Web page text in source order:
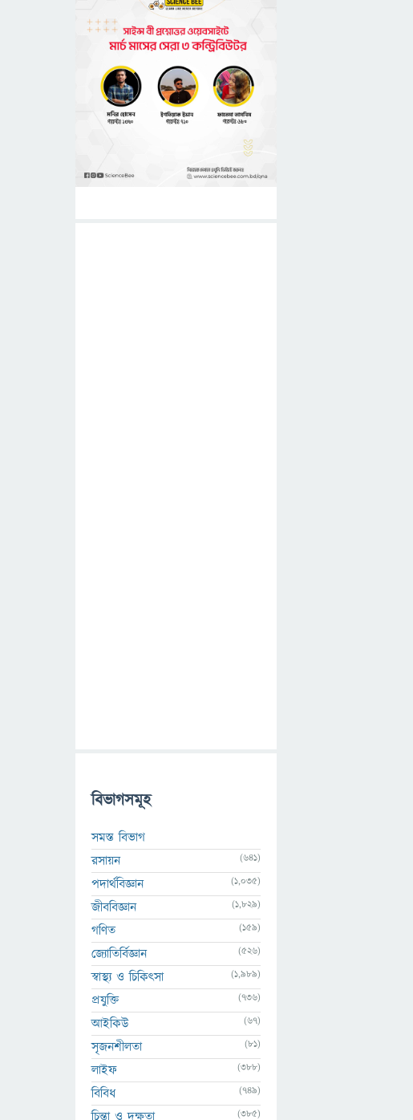
বিভাগসমূহ
সমস্ত বিভাগ
রসায়ন
(641)
পদার্থবিজ্ঞান (1,035)
জীববিজ্ঞান (1,829)
গণিত (159)
জ্যোতির্বিজ্ঞান (526)
স্বাস্থ্য ও চিকিৎসা (1,989)
প্রযুক্তি (736)
আইকিউ (67)
সৃজনশীলতা (81)
লাইফ (388)
বিবিধ (749)
চিন্তা ও দক্ষতা (385)